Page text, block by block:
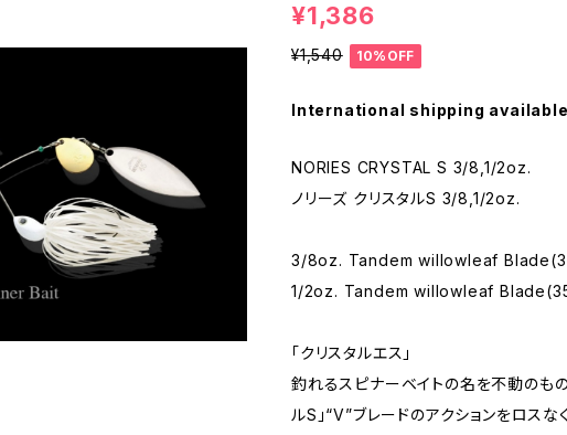
¥1,386
¥1,540 10%OFF
International shipping available
NORIES CRYSTAL S 3/8,1/2oz.
ノリーズ クリスタルS 3/8,1/2oz.
3/8oz. Tandem willowleaf
1/2oz. Tandem willowleaf
「クリスタルエス」
釣れるスピナーベイトの名を不動のもの
ルS」“V”ブレードのアクションをロスな